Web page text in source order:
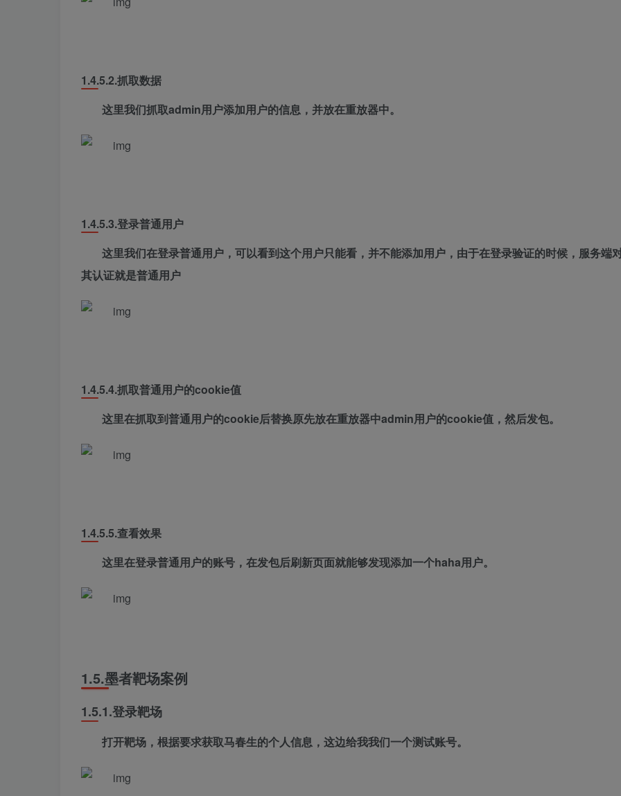
1.4.5.2.抓取数据
这里我们抓取admin用户添加用户的信息，并放在重放器中。
1.4.5.3.登录普通用户
这里我们在登录普通用户，可以看到这个用户只能看，并不能添加用户，由于在登录验证的时候，服务端
其认证就是普通用户
1.4.5.4.抓取普通用户的cookie值
这里在抓取到普通用户的cookie后替换原先放在重放器中admin用户的cookie值，然后发包。
1.4.5.5.查看效果
这里在登录普通用户的账号，在发包后刷新页面就能够发现添加一个haha用户。
1.5.墨者靶场案例
1.5.1.登录靶场
打开靶场，根据要求获取马春生的个人信息，这边给我我们一个测试账号。